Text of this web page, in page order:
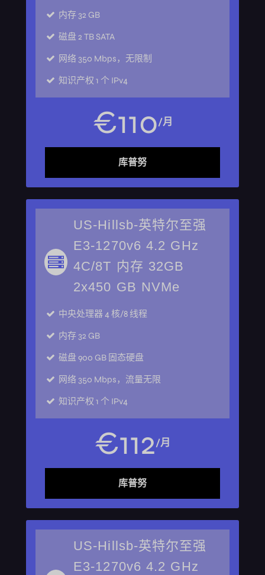
内存 32 GB
磁盘2 TB SATA
网络 350 Mbps，无限制
知识产权 1 个 IPv4
€110/月
库普努
US-Hillsb-英特尔至强
E3-1270v6 4.2 GHz
4C/8T 内存 32GB
2x450 GB NVMe
中央处理器 4 核/8 线程
内存 32 GB
磁盘900 GB 固态硬盘
网络 350 Mbps，流量无限
知识产权 1 个 IPv4
€112/月
库普努
US-Hillsb-英特尔至强
E3-1270v6 4.2 GHz